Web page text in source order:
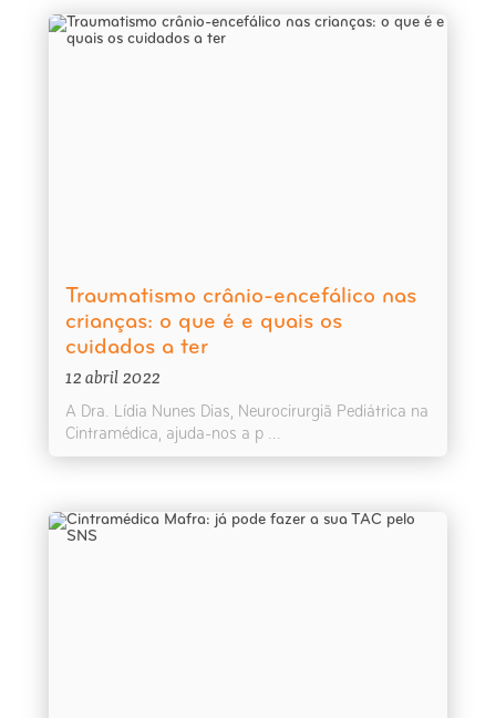
Traumatismo crânio-encefálico nas
crianças: o que é e quais os
cuidados a ter
12 abril 2022
A Dra. Lídia Nunes Dias, Neurocirurgiã Pediátrica na
Cintramédica, ajuda-nos a p ...